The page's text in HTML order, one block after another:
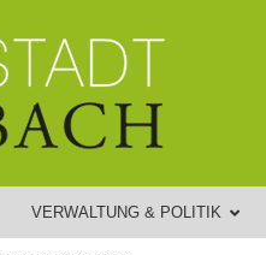
VERWALTUNG & POLITIK